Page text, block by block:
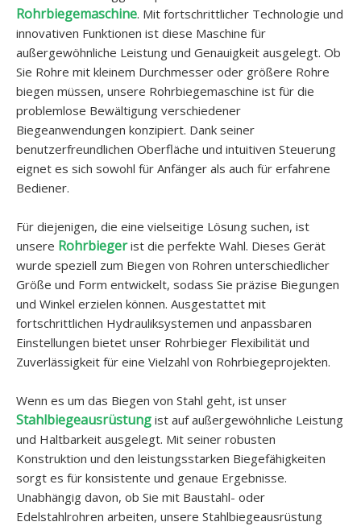
Rohrbiegemaschine. Mit fortschrittlicher Technologie und
innovativen Funktionen ist diese Maschine für
außergewöhnliche Leistung und Genauigkeit ausgelegt. Ob
Sie Rohre mit kleinem Durchmesser oder größere Rohre
biegen müssen, unsere Rohrbiegemaschine ist für die
problemlose Bewältigung verschiedener
Biegeanwendungen konzipiert. Dank seiner
benutzerfreundlichen Oberfläche und intuitiven Steuerung
eignet es sich sowohl für Anfänger als auch für erfahrene
Bediener.
Für diejenigen, die eine vielseitige Lösung suchen, ist
unsere Rohrbiegerist die perfekte Wahl. Dieses Gerät
wurde speziell zum Biegen von Rohren unterschiedlicher
Größe und Form entwickelt, sodass Sie präzise Biegungen
und Winkel erzielen können. Ausgestattet mit
fortschrittlichen Hydrauliksystemen und anpassbaren
Einstellungen bietet unser Rohrbieger Flexibilität und
Zuverlässigkeit für eine Vielzahl von Rohrbiegeprojekten.
Wenn es um das Biegen von Stahl geht, ist unser
Stahlbiegeausrüstung ist auf außergewöhnliche Leistung
und Haltbarkeit ausgelegt. Mit seiner robusten
Konstruktion und den leistungsstarken Biegefähigkeiten
sorgt es für konsistente und genaue Ergebnisse.
Unabhängig davon, ob Sie mit Baustahl- oder
Edelstahlrohren arbeiten, unsere Stahlbiegeausrüstung